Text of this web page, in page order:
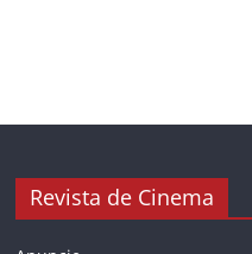
Revista de Cinema